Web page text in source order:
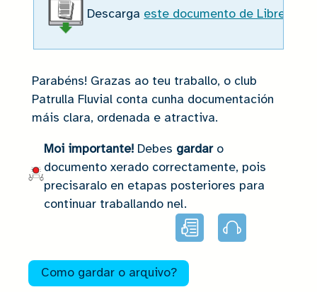
Lectura
facilitada
Audio
Descarga este documento de
Parabéns! Grazas ao teu traballo, o club
Patrulla Fluvial conta cunha documentación
máis clara, ordenada e atractiva.
Moi importante!Debes gardaro
documento xerado correctamente, pois
precisaralo en etapas posteriores para
continuar traballando nel.
Como gardar o arquivo?